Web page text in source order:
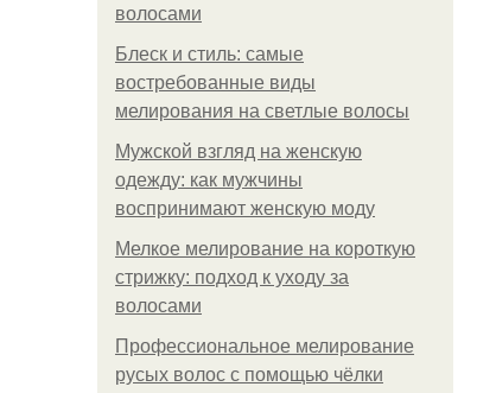
волосами
Блеск и стиль: самые
востребованные виды
мелирования на светлые волосы
Мужской взгляд на женскую
одежду: как мужчины
воспринимают женскую моду
Мелкое мелирование на короткую
стрижку: подход к уходу за
волосами
Профессиональное мелирование
русых волос с помощью чёлки